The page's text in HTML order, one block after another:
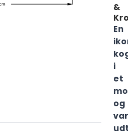
&
En
i
et
og